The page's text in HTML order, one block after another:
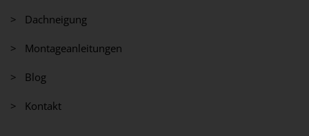
> Dachneigung
> Montageanleitungen
> Blog
> Kontakt